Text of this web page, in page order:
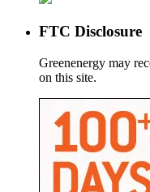
FTC Disclosure
Greenenergy may
on this site.